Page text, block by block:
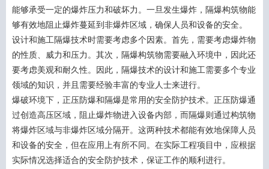
能够承受一定的爆炸压力和破坏力。一旦发生爆炸，隔爆构筑物能
够有效地阻止爆炸蔓延到非爆炸区域，确保人员和设备的安全。
设计和施工隔爆技术时需要考虑多个因素。首先，需要考虑爆炸物
的性质、威力和压力。其次，隔爆构筑物需要融入环境中，因此还
要考虑美观和耐久性。因此，隔爆技术的设计和施工需要多个专业
领域的知识，并且需要经验丰富的专业人士来进行。
爆破环境下，正压防爆和隔爆是常用的安全防护技术。正压防爆通
过创造高压区域，阻止爆炸物进入设备内部，而隔爆则通过构筑物
将爆炸区域与非爆炸区域分隔开。这两种技术都能有效地保障人员
和设备的安全，但在应用上有所不同。在实际工程项目中，应根据
实际情况选择适合的安全防护技术，保证工作的顺利进行。